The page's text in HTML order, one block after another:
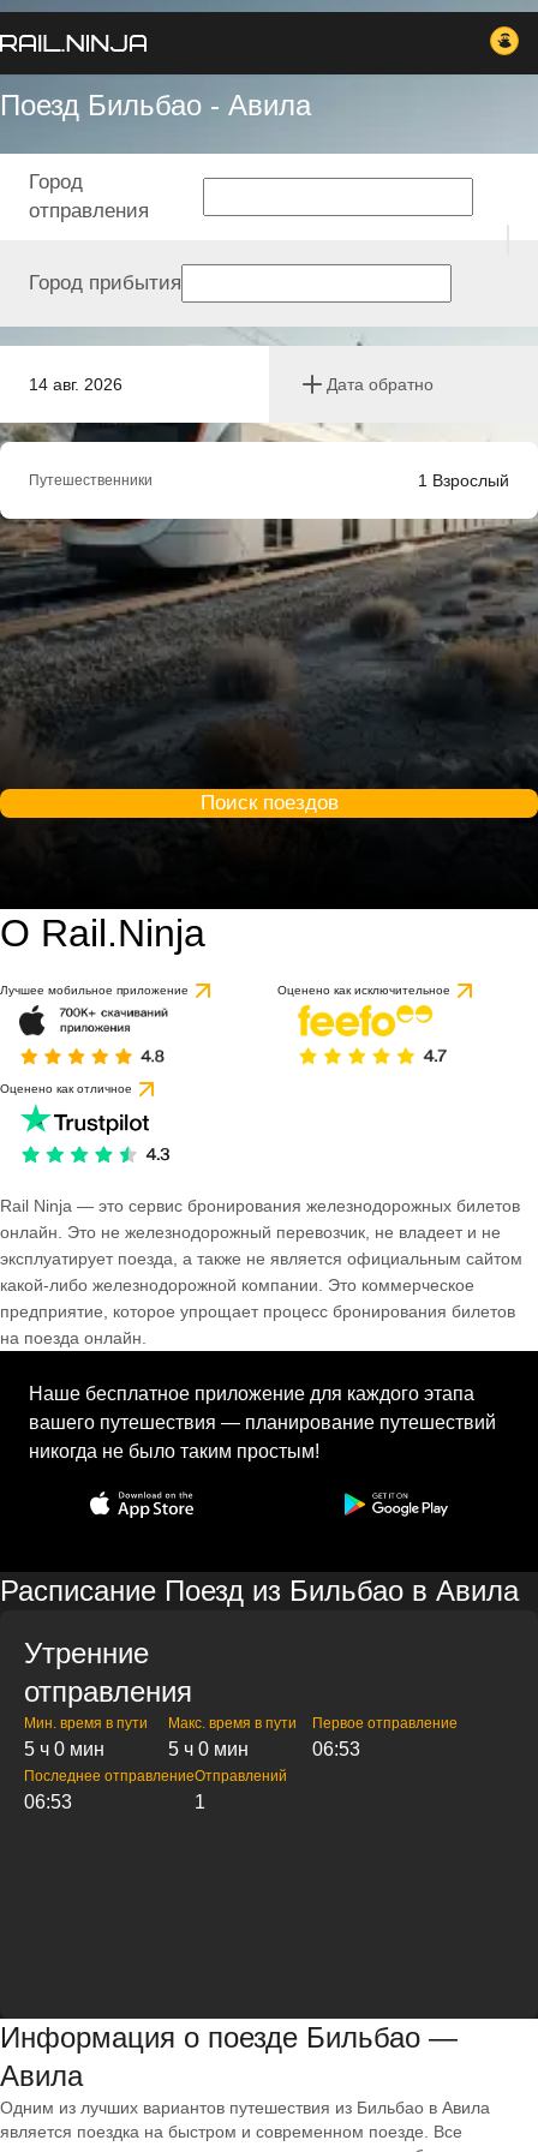
Поезд Бильбао - Авила
14 авг. 2026 Дата обратно
Город
отправления
Город прибытия
Путешественники 1 Взрослый
Поиск поездов
О Rail.Ninja
Лучшее мобильное приложение Оценено как исключительное
Оценено как отличное
Rail Ninja — это сервис бронирования железнодорожных билетов
онлайн. Это не железнодорожный перевозчик, не владеет и не
эксплуатирует поезда, а также не является официальным сайтом
какой-либо железнодорожной компании. Это коммерческое
предприятие, которое упрощает процесс бронирования билетов
на поезда онлайн.
Наше бесплатное приложение для каждого этапа
вашего путешествия — планирование путешествий
никогда не было таким простым!
Расписание Поезд из Бильбао в Авила
Утренние
отправления
Мин. время в пути
5 ч 0 мин
Макс. время в пути
5 ч 0 мин
Первое отправление
06:53
Последнее отправление
06:53
Отправлений
1
Информация о поезде Бильбао —
Авила
Одним из лучших вариантов путешествия из Бильбао в Авила
является поездка на быстром и современном поезде. Все